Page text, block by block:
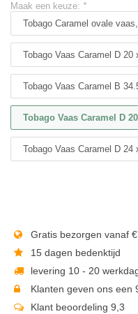
Maak een keuze: *
Tobago Caramel ovale
Tobago Vaas Caramel D 20
Tobago Vaas Caramel B
Tobago Vaas Caramel D
Tobago Vaas Caramel D 24
Gratis bezorgen vanaf
15 dagen bedenktijd
levering 10 - 20
Klanten geven ons een
Klant beoordeling 9,3